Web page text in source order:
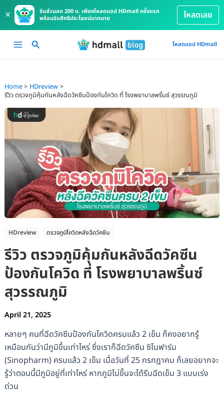
×
รับส่วนลด 200 บ. เพียงโหลดแอป HDmall ครั้งแรก
พร้อมรับสิทธิประโยชน์มากมาย
โหลดเลย
Main
โหลดแอป HDmall
Home
HDreview
รีวิว ตรวจภูมิคุ้มกันหลังฉีดวัคซีนป้องกันโควิด ที่ โรงพยาบาลพริ้นซ์ สุวรรณภูมิ
HDreview ตรวจภูมิโควิดหลังฉีดวัคซีน
รีวิว ตรวจภูมิคุ้มกันหลังฉีดวัคซีน
ป้องกันโควิด ที่ โรงพยาบาลพริ้นซ์
สุวรรณภูมิ
April 21, 2025
หลายๆ คนที่ฉีดวัคซีนป้องกันโควิดครบแล้ว 2 เข็ม ก็คงอยากรู้
เหมือนกันว่ามีภูมิขึ้นเท่าไหร่ ซึ่งเราก็ฉีดวัคซีน ซิโนฟาร์ม
(Sinopharm) ครบแล้ว 2 เข็ม เมื่อวันที่ 25 กรกฎาคม ก็เลยอยากจะ
รู้ว่าตอนนี้มีภูมิอยู่ที่เท่าไหร่ หากภูมิไม่ขึ้นจะได้รีบฉีดเข็ม 3 แบบเร่ง
ด่วน